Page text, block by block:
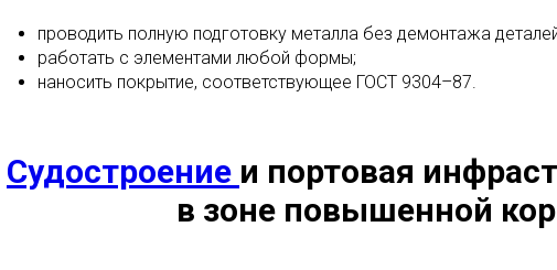
проводить полную подготовку металла без демонтажа
работать с элементами любой формы;
наносить покрытие, соответствующее ГОСТ 9304–87.
Судостроение и портовая
в зоне повышенной